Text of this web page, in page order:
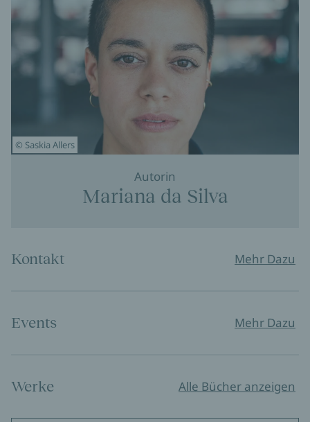
© Saskia Allers
Autorin
Mariana da Silva
Kontakt Mehr Dazu
Events Mehr Dazu
Werke Alle Bücher anzeigen